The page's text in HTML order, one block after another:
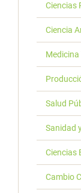
Ciencias
Ciencia
Salud
Sanidad
Ciencias
Cambio